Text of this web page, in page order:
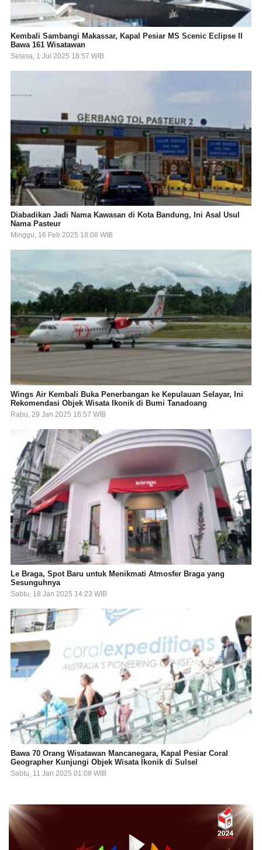
Kembali Sambangi Makassar, Kapal Pesiar MS Scenic Eclipse II
Bawa 161 Wisatawan
Selasa, 1 Jul 2025 18:57 WIB
Diabadikan Jadi Nama Kawasan di Kota Bandung, Ini Asal Usul
Nama Pasteur
Minggu, 16 Feb 2025 18:08 WIB
Wings Air Kembali Buka Penerbangan ke Kepulauan Selayar, Ini
Rekomendasi Objek Wisata Ikonik di Bumi Tanadoang
Rabu, 29 Jan 2025 16:57 WIB
Le Braga, Spot Baru untuk Menikmati Atmosfer Braga yang
Sesunguhnya
Sabtu, 18 Jan 2025 14:23 WIB
Bawa 70 Orang Wisatawan Mancanegara, Kapal Pesiar Coral
Geographer Kunjungi Objek Wisata Ikonik di Sulsel
Sabtu, 11 Jan 2025 01:08 WIB